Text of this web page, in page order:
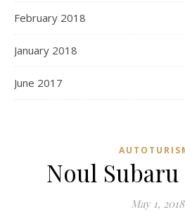
February 2018
January 2018
June 2017
Noul Subaru
May 1, 2018